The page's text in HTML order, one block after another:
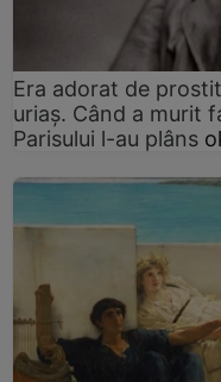
Era adorat de
uriaș. Când a murit
Parisului l-au plâns